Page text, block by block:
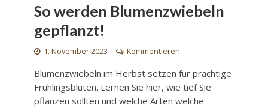
So werden Blumenzwiebeln
gepflanzt!
1. November 2023 Kommentieren
Blumenzwiebeln im Herbst setzen für prächtige
Frühlingsblüten. Lernen Sie hier, wie tief Sie
pflanzen sollten und welche Arten welche